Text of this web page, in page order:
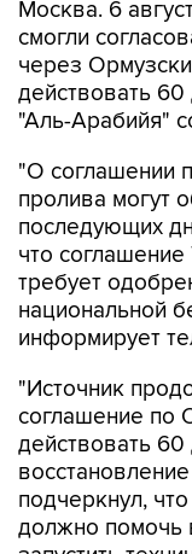
через
действовать
"Аль-Арабийя"
"О соглашении
последующих
что соглашение
требует
национальной
информирует
"Источник
действовать
подчеркнул,
должно помочь
запустить
отмечает "Аль-